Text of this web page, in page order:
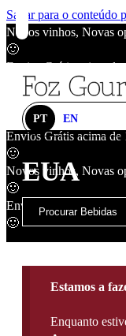
Saltar para o conteúdo
Novos vinhos, Novas
🙂
Envios Grátis acima de
Novos vinhos, Novas
Envios Grátis acima de
🙂
Novos vinhos, Novas
🙂
Envios Grátis acima de
🙂
PT EN
EUA
Estamos a
Enquanto